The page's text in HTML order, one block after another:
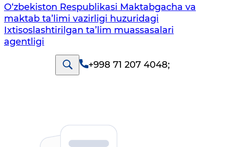
O‘zbekiston Respublikasi Maktabgacha va
maktab ta’limi vazirligi huzuridagi
Ixtisoslashtirilgan ta’lim muassasalari
agentligi
+998 71 207 4048;